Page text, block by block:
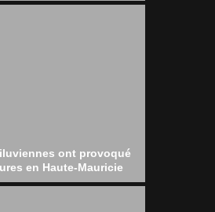
ont provoqué
en Haute-Mauricie